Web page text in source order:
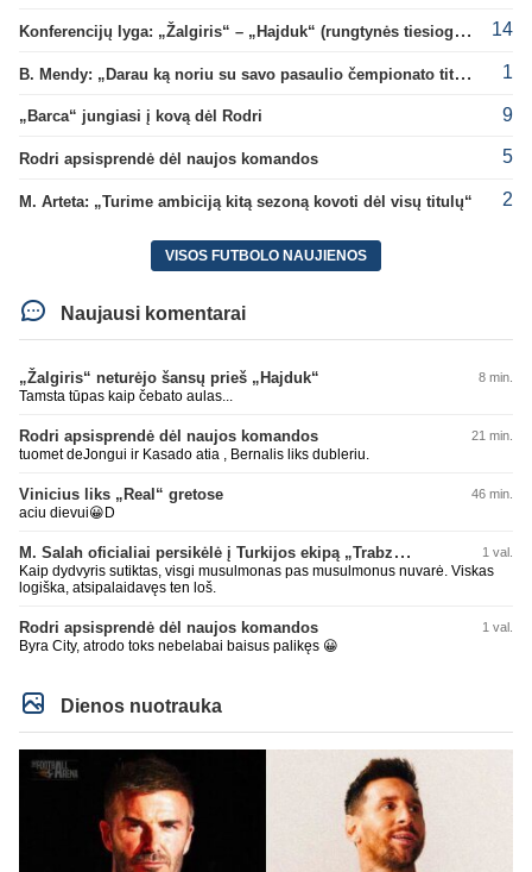
Konferencijų lyga: „Žalgiris“ – „Hajduk“ (rungtynės tiesiogiai) 14
B. Mendy: „Darau ką noriu su savo pasaulio čempionato titulu“ 1
„Barca“ jungiasi į kovą dėl Rodri 9
Rodri apsisprendė dėl naujos komandos 5
M. Arteta: „Turime ambiciją kitą sezoną kovoti dėl visų titulų“ 2
VISOS FUTBOLO NAUJIENOS
Naujausi komentarai
„Žalgiris“ neturėjo šansų prieš „Hajduk“ 8 min.
Tamsta tūpas kaip čebato aulas...
Rodri apsisprendė dėl naujos komandos 21 min.
tuomet deJongui ir Kasado atia , Bernalis liks dubleriu.
Vinicius liks „Real“ gretose 46 min.
aciu dievui😀D
M. Salah oficialiai persikėlė į Turkijos ekipą „Trabzonspor“ 1 val.
Kaip dydvyris sutiktas, visgi musulmonas pas musulmonus nuvarė. Viskas
logiška, atsipalaidavęs ten loš.
Rodri apsisprendė dėl naujos komandos 1 val.
Byra City, atrodo toks nebelabai baisus palikęs 😀
Dienos nuotrauka